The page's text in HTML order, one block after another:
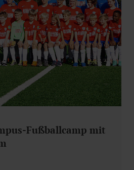
Fußballcamp mit